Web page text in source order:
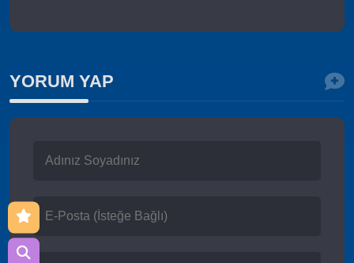
YORUM YAP